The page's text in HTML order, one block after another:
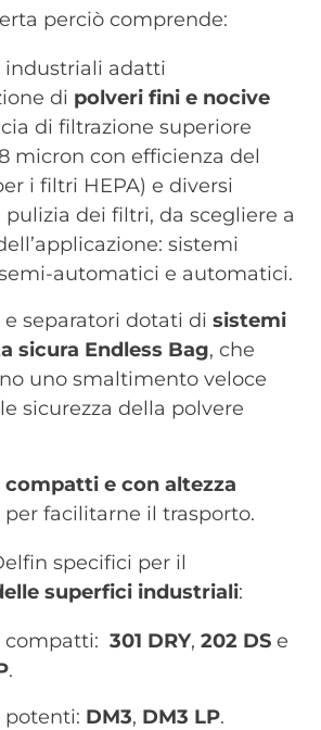
perciò comprende:
industriali adatti
di polveri fini e nocive
di filtrazione superiore
micron con efficienza del
i filtri HEPA) e diversi
dei filtri, da scegliere a
sistemi
automatici e automatici.
separatori dotati di sistemi
sicura Endless Bag, che
uno smaltimento veloce
sicurezza della polvere
compatti e con altezza
per facilitarne il trasporto.
specifici per il
superfici industriali:
compatti: 301 DRY, 202 DS e
.
potenti: DM3, DM3 LP.